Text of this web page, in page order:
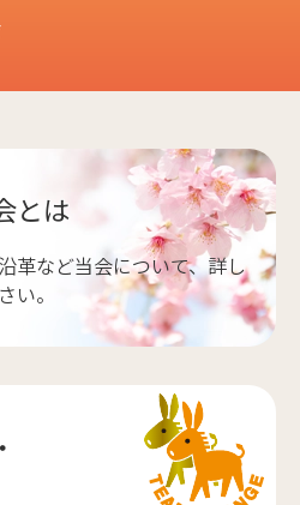
とは
革など当会について、詳し
い。